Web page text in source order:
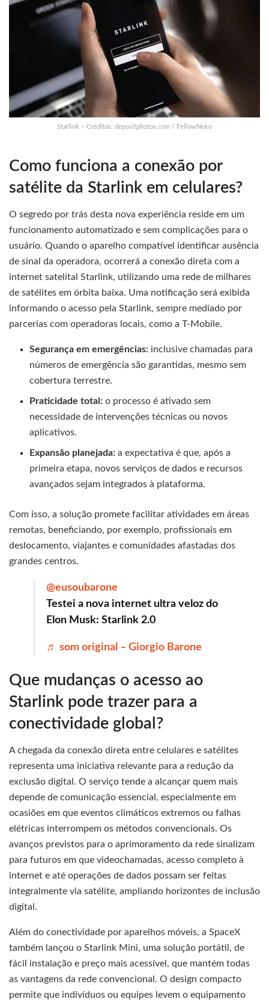
Starlink – Créditos: depositphotos.com / FellowNeko
Como funciona a conexão por
satélite da Starlink em celulares?
O segredo por trás desta nova experiência reside em um
funcionamento automatizado e sem complicações para o
usuário. Quando o aparelho compatível identificar ausência
de sinal da operadora, ocorrerá a conexão direta com a
internet satelital Starlink, utilizando uma rede de milhares
de satélites em órbita baixa. Uma notificação será exibida
informando o acesso pela Starlink, sempre mediado por
parcerias com operadoras locais, como a T-Mobile.
Segurança em emergências: inclusive chamadas para
números de emergência são garantidas, mesmo sem
cobertura terrestre.
Praticidade total: o processo é ativado sem
necessidade de intervenções técnicas ou novos
aplicativos.
Expansão planejada: a expectativa é que, após a
primeira etapa, novos serviços de dados e recursos
avançados sejam integrados à plataforma.
Com isso, a solução promete facilitar atividades em áreas
remotas, beneficiando, por exemplo, profissionais em
deslocamento, viajantes e comunidades afastadas dos
grandes centros.
@eusoubarone
Testei a nova internet ultra veloz do
Elon Musk: Starlink 2.0
♬ som original – Giorgio Barone
Que mudanças o acesso ao
Starlink pode trazer para a
conectividade global?
A chegada da conexão direta entre celulares e satélites
representa uma iniciativa relevante para a redução da
exclusão digital. O serviço tende a alcançar quem mais
depende de comunicação essencial, especialmente em
ocasiões em que eventos climáticos extremos ou falhas
elétricas interrompem os métodos convencionais. Os
avanços previstos para o aprimoramento da rede sinalizam
para futuros em que videochamadas, acesso completo à
internet e até operações de dados possam ser feitas
integralmente via satélite, ampliando horizontes de inclusão
digital.
Além do conectividade por aparelhos móveis, a SpaceX
também lançou o Starlink Mini, uma solução portátil, de
fácil instalação e preço mais acessível, que mantém todas
as vantagens da rede convencional. O design compacto
permite que indivíduos ou equipes levem o equipamento